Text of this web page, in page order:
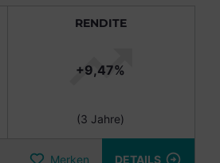
RENDITE
+9,47%
(3 Jahre)
Merken DETAILS